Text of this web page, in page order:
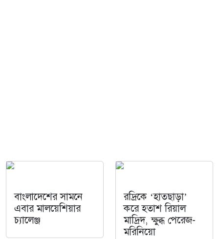
বাংলাদেশের সামনে
এবার মালয়েশিয়ার
চ্যালেঞ্জ
রদ্রিকে ‘হাতছাড়া’
করে হতাশ রিয়াল
মাদ্রিদ, ক্ষুব্ধ পেরেজ-
মরিনিয়ো